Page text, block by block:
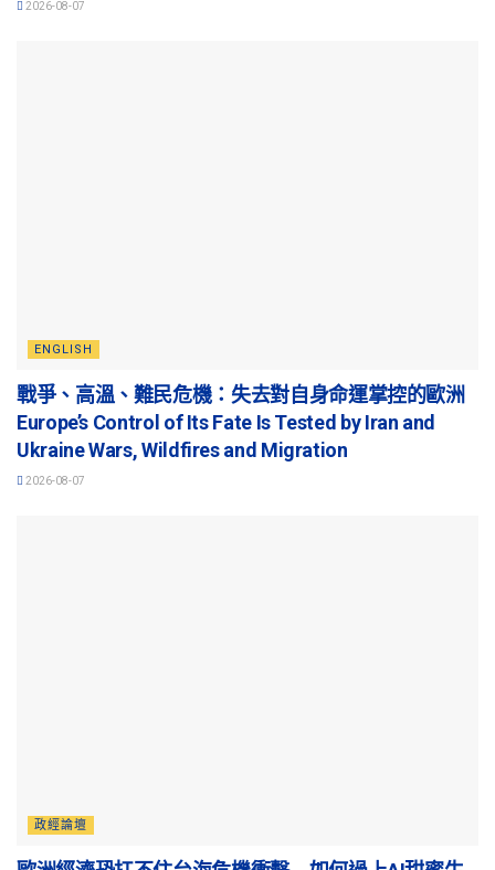
2026-08-07
ENGLISH
戰爭、高溫、難民危機：失去對自身命運掌控的歐洲
Europe’s Control of Its Fate Is Tested by Iran and
Ukraine Wars, Wildfires and Migration
2026-08-07
政經論壇